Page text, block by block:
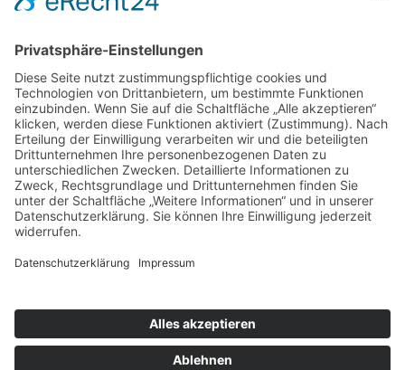
Weitere Informationen
Kontakt
Newsletter
FAQ
Schlagworte
Datenschutz
Impressum